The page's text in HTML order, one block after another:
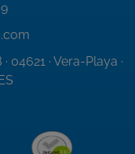
04621 · Vera-Playa ·